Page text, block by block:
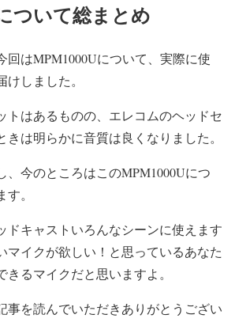
ついて総まとめ
回はMPM1000Uについて、実際に使
しました。
トはあるものの、エレコムのヘッドセ
きは明らかに音質は良くなりました。
、今のところはこのMPM1000Uにつ
。
ドキャストいろんなシーンに使えます
マイクが欲しい！と思っているあなた
るマイクだと思いますよ。
事を読んでいただきありがとうござい